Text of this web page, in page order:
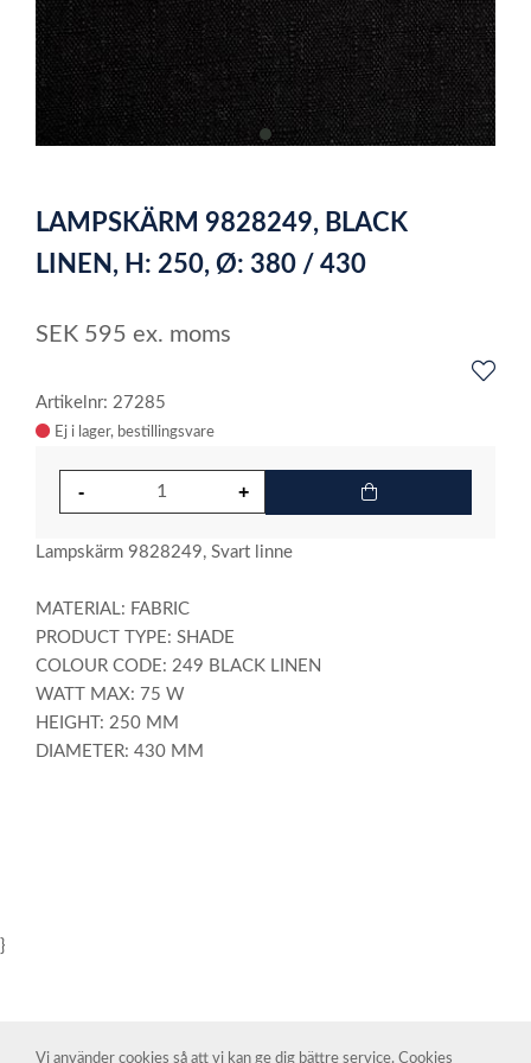
item
of
1
LAMPSKÄRM 9828249, BLACK
LINEN, H: 250, Ø: 380 / 430
SEK 595 ex. moms
Artikelnr: 27285
Ej i lager
Lampskärm 9828249, Svart linne
MATERIAL: FABRIC
PRODUCT TYPE: SHADE
COLOUR CODE: 249 BLACK LINEN
WATT MAX: 75 W
HEIGHT: 250 MM
DIAMETER: 430 MM
}
Vi använder cookies så att vi kan ge dig bättre service. Cookies